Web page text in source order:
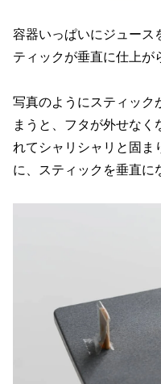
容器いっぱいにジュース
ティックが垂直に仕上が
写真のようにスティック
まうと、フタが外せなく
れてシャリシャリと固ま
に、スティックを垂直に